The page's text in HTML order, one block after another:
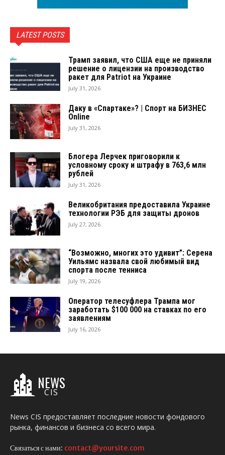
LATEST POSTS
Трамп заявил, что США еще не приняли
решение о лицензии на производство
ракет для Patriot на Украине
July 31, 2026
Даку в «Спартаке»? | Спорт на БИЗНЕС
Online
July 31, 2026
Блогера Лерчек приговорили к
условному сроку и штрафу в 763,6 млн
рублей
July 31, 2026
Великобритания предоставила Украине
технологии РЭБ для защиты дронов
July 27, 2026
“Возможно, многих это удивит”: Серена
Уильямс назвала свой любимый вид
спорта после тенниса
July 19, 2026
Оператор телесуфлера Трампа мог
заработать $100 000 на ставках по его
заявлениям
July 16, 2026
NEWS
CIS
News CIS предоставляет последние новости фондового
рынка, финансов и бизнеса со всего мира.
Связаться с нами: contact@yoursite.com